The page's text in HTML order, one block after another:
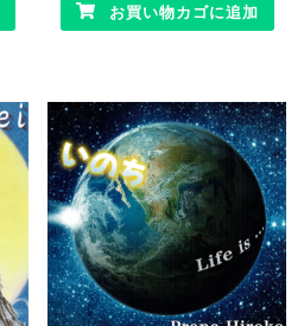
お買い物カゴに追加